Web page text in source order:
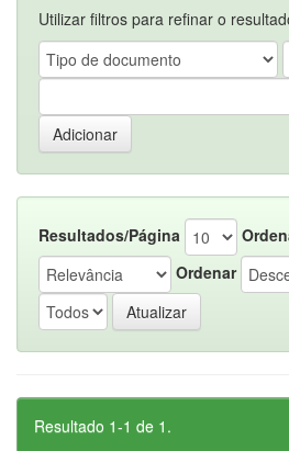
Utilizar filtros para refinar o
Resultados/Página
Ordenar
Resultado 1-1 de 1.